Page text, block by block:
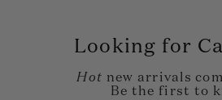
Looking for
Hot new arrivals
Be the first to